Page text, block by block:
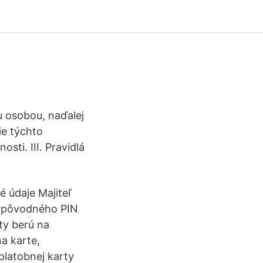
naďalej
týchto
III. Pravidlá
údaje Majiteľ
PIN
berú na
karte,
karty